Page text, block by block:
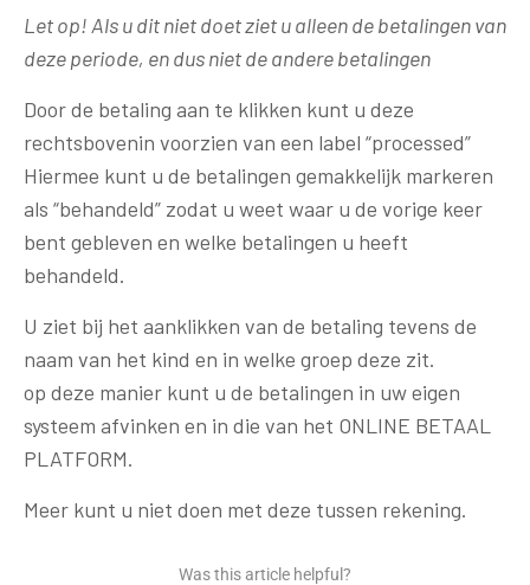
Let op! Als u dit niet doet ziet u alleen de betalingen van
deze periode, en dus niet de andere betalingen
Door de betaling aan te klikken kunt u deze
rechtsbovenin voorzien van een label “processed”
Hiermee kunt u de betalingen gemakkelijk markeren
als “behandeld” zodat u weet waar u de vorige keer
bent gebleven en welke betalingen u heeft
behandeld.
U ziet bij het aanklikken van de betaling tevens de
naam van het kind en in welke groep deze zit.
op deze manier kunt u de betalingen in uw eigen
systeem afvinken en in die van het ONLINE BETAAL
PLATFORM.
Meer kunt u niet doen met deze tussen rekening.
Was this article helpful?